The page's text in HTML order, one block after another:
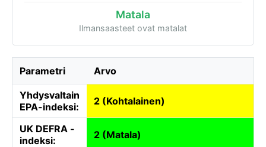
Matala
Ilmansaasteet ovat matalat
Parametri Arvo
Yhdysvaltain
EPA-indeksi:
2 (Kohtalainen)
UK DEFRA -
indeksi:
2 (Matala)